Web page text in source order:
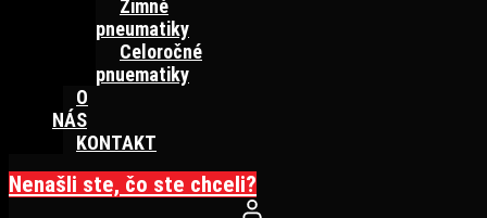
Zimné
pneumatiky
Celoročné
pnuematiky
O
NÁS
KONTAKT
Nenašli ste, čo ste chceli?